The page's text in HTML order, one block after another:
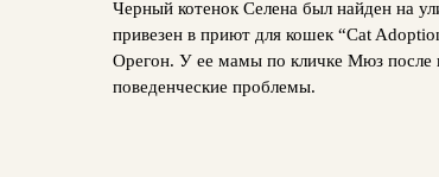
Черный котенок Селена был найден на
привезен в приют для кошек “Cat
Орегон. У ее мамы по кличке Мюз после
поведенческие проблемы.